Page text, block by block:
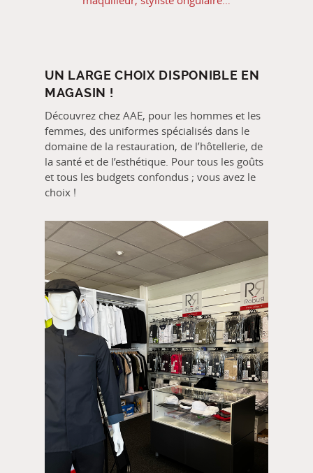
UN LARGE CHOIX DISPONIBLE EN
MAGASIN !
Découvrez chez AAE, pour les hommes et les
femmes, des uniformes spécialisés dans le
domaine de la restauration, de l’hôtellerie, de
la santé et de l’esthétique. Pour tous les goûts
et tous les budgets confondus ; vous avez le
choix !